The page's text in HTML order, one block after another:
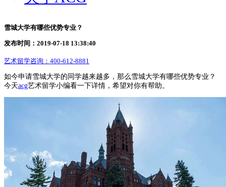
雪城大学有哪些优势专业？
发布时间：2019-07-18 13:38:40
艺术留学咨询： 400-612-8881
如今申请雪城大学的同学越来越多，那么雪城大学有哪些优势专业？
今天acg艺术留学小编看一下详情，希望对你有帮助。